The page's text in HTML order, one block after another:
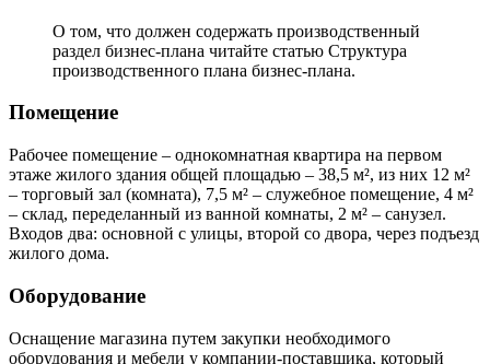
О том, что должен содержать производственный
раздел бизнес-плана читайте статью Структура
производственного плана бизнес-плана.
Помещение
Рабочее помещение – однокомнатная квартира на первом
этаже жилого здания общей площадью – 38,5 м², из них 12 м²
– торговый зал (комната), 7,5 м² – служебное помещение, 4 м²
– склад, переделанный из ванной комнаты, 2 м² – санузел.
Входов два: основной с улицы, второй со двора, через подъезд
жилого дома.
Оборудование
Оснащение магазина путем закупки необходимого
оборудования и мебели у компании-поставщика, который